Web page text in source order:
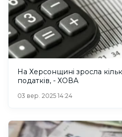
На Херсонщині зросла
податків, - ХОВА
03 вер. 2025 14:24